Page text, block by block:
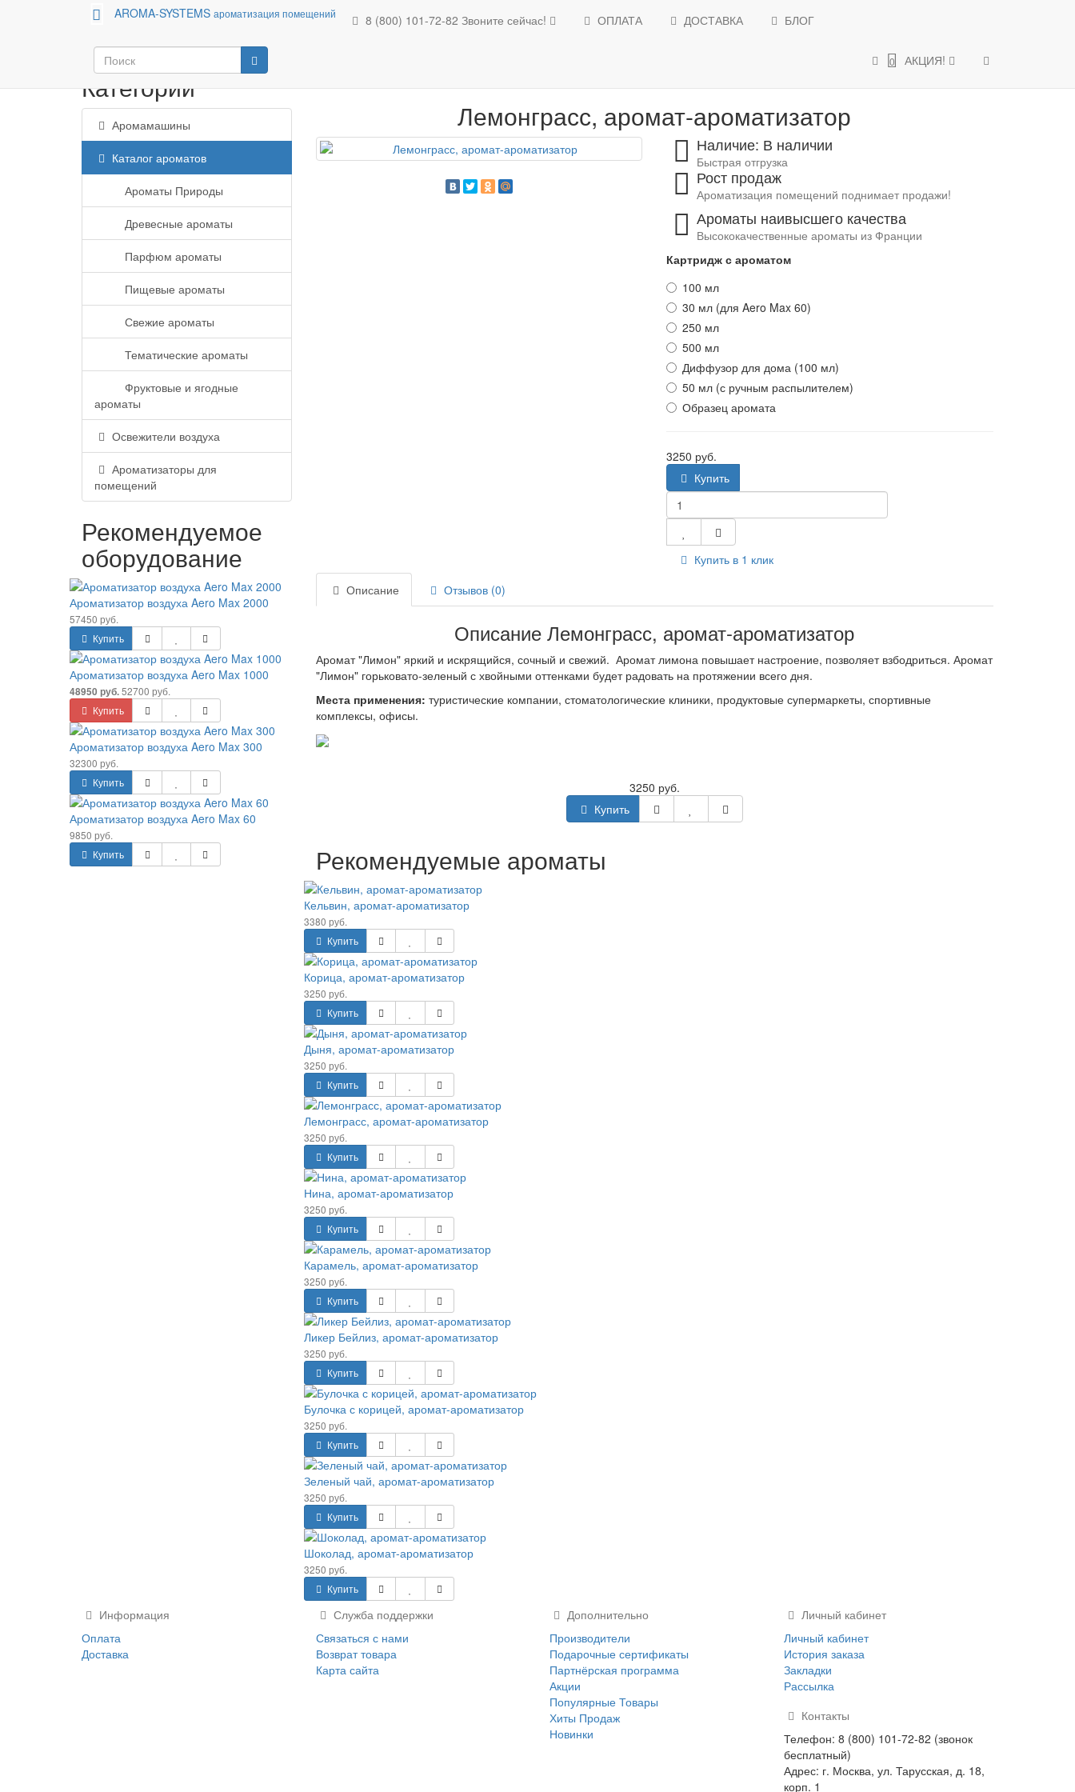
AROMA-SYSTEMS ароматизация помещений 8 (800) 101-72-82 Звоните сейчас! ОПЛАТА ДОСТАВКА БЛОГ
0 АКЦИЯ!
Аромамашины Каталог ароматов Освежители воздуха Ароматизаторы для помещений АКЦИИ и СКИДКИ
Категории
Аромамашины
Каталог ароматов
Ароматы Природы
Древесные ароматы
Парфюм ароматы
Пищевые ароматы
Свежие ароматы
Тематические ароматы
Фруктовые и ягодные
ароматы
Освежители воздуха
Ароматизаторы для
помещений
Рекомендуемое
оборудование
Ароматизатор воздуха Aero Max 2000
57450 руб.
Купить
Ароматизатор воздуха Aero Max 1000
48950 руб.52700 руб.
Купить
Ароматизатор воздуха Aero Max 300
32300 руб.
Купить
Ароматизатор воздуха Aero Max 60
9850 руб.
Купить
Лемонграсс, аромат-ароматизатор
Наличие: В наличии
Быстрая отгрузка
Рост продаж
Ароматизация помещений поднимает продажи!
Ароматы наивысшего качества
Высококачественные ароматы из Франции
Картридж с ароматом
100 мл
30 мл (для Aero Max 60)
250 мл
500 мл
Диффузор для дома (100 мл)
50 мл (с ручным распылителем)
Образец аромата
3250 руб.
Купить
Купить в 1 клик
Описание
Отзывов (0)
Описание Лемонграсс, аромат-ароматизатор
Аромат "Лимон" яркий и искрящийся, сочный и свежий. Аромат лимона повышает настроение, позволяет взбодриться. Аромат
"Лимон" горьковато-зеленый с хвойными оттенками будет радовать на протяжении всего дня.
Места применения: туристические компании, стоматологические клиники, продуктовые супермаркеты, спортивные
комплексы, офисы.
3250 руб.
Купить
Рекомендуемые ароматы
Кельвин, аромат-ароматизатор
3380 руб.
Купить
Корица, аромат-ароматизатор
3250 руб.
Купить
Дыня, аромат-ароматизатор
3250 руб.
Купить
Лемонграсс, аромат-ароматизатор
3250 руб.
Купить
Нина, аромат-ароматизатор
3250 руб.
Купить
Карамель, аромат-ароматизатор
3250 руб.
Купить
Ликер Бейлиз, аромат-ароматизатор
3250 руб.
Купить
Булочка с корицей, аромат-ароматизатор
3250 руб.
Купить
Зеленый чай, аромат-ароматизатор
3250 руб.
Купить
Шоколад, аромат-ароматизатор
3250 руб.
Купить
Информация
Оплата
Доставка
Служба поддержки
Связаться с нами
Возврат товара
Карта сайта
Дополнительно
Производители
Подарочные сертификаты
Партнёрская программа
Акции
Популярные Товары
Хиты Продаж
Новинки
Личный кабинет
Личный кабинет
История заказа
Закладки
Рассылка
Контакты
Телефон: 8 (800) 101-72-82 (звонок
бесплатный)
Адрес: г. Москва, ул. Тарусская, д. 18,
корп. 1